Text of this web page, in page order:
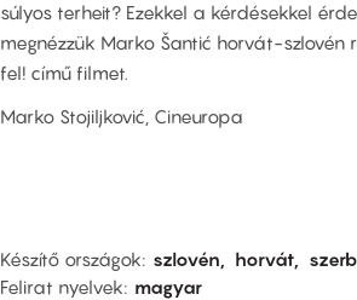
súlyos terheit? Ezekkel a kérdésekkel
megnézzük Marko Šantić horvát-
fel! című filmet.
Marko Stojiljković, Cineuropa
Készítő országok szlovén horvát szerb
Felirat nyelvek
magyar